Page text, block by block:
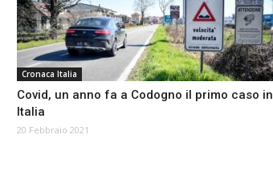
Cronaca Italia
Covid, un anno fa a Codogno il primo caso in
Italia
20 Febbraio 2021